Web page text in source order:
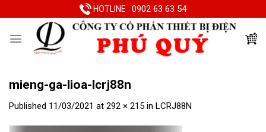
to
HOTLINE 0902 63 63 54
mieng-ga-lioa-lcrj88n
Published 11/03/2021 at 292 × 215 in LCRJ88N